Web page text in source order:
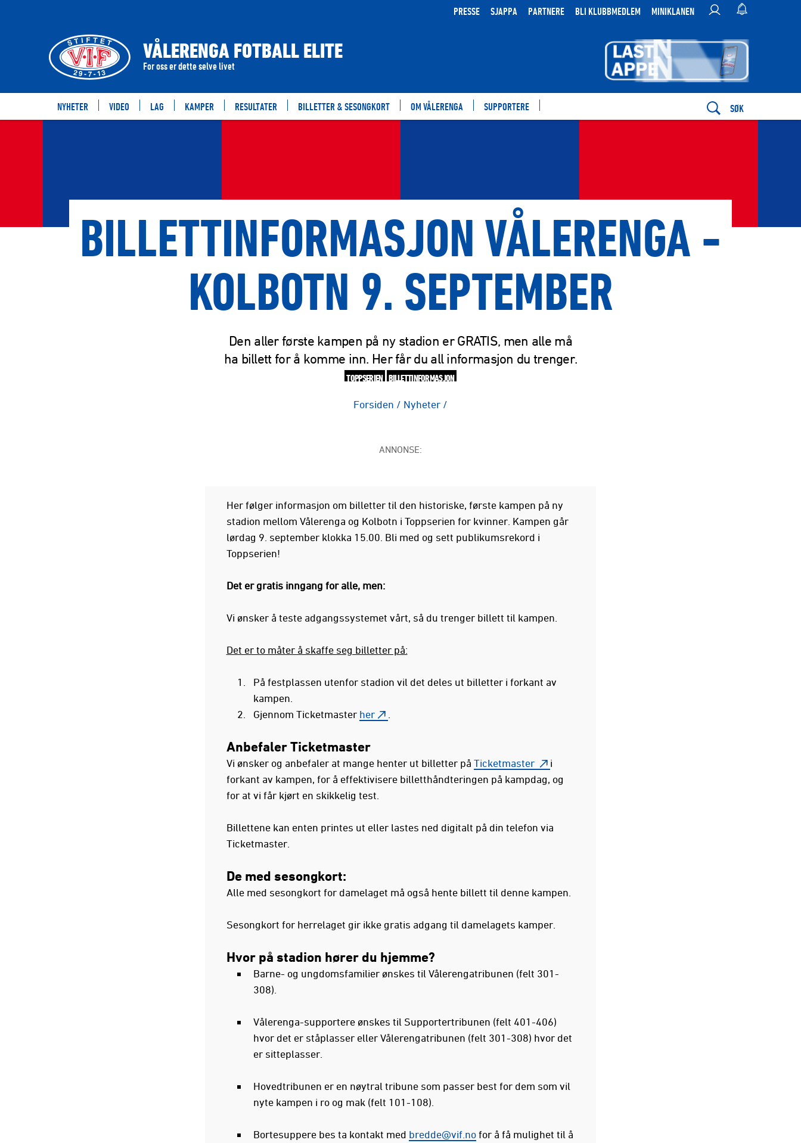
PRESSE SJAPPA PARTNERE BLI KLUBBMEDLEM MINIKLANEN
VÅLERENGA FOTBALL ELITE
For oss er dette selve livet
NYHETER VIDEO LAG KAMPER RESULTATER BILLETTER & SESONGKORT OM VÅLERENGA SUPPORTERE SØK
BILLETTINFORMASJON VÅLERENGA -
KOLBOTN 9. SEPTEMBER
Den aller første kampen på ny stadion er GRATIS, men alle må
ha billett for å komme inn. Her får du all informasjon du trenger.
TOPPSERIEN BILLETTINFORMASJON
Forsiden / Nyheter /
ANNONSE:
Her følger informasjon om billetter til den historiske, første kampen på ny
stadion mellom Vålerenga og Kolbotn i Toppserien for kvinner. Kampen går
lørdag 9. september klokka 15.00. Bli med og sett publikumsrekord i
Toppserien!
Det er gratis inngang for alle, men:
Vi ønsker å teste adgangssystemet vårt, så du trenger billett til kampen.
Det er to måter å skaffe seg billetter på:
På festplassen utenfor stadion vil det deles ut billetter i forkant av
kampen.
Gjennom Ticketmaster her
Anbefaler Ticketmaster
Vi ønsker og anbefaler at mange henter ut billetter på Ticketmaster
i
forkant av kampen, for å effektivisere billetthåndteringen på kampdag, og
for at vi får kjørt en skikkelig test.
Billettene kan enten printes ut eller lastes ned digitalt på din telefon via
Ticketmaster.
De med sesongkort:
Alle med sesongkort for damelaget må også hente billett til denne kampen.
Sesongkort for herrelaget gir ikke gratis adgang til damelagets kamper.
Hvor på stadion hører du hjemme?
Barne- og ungdomsfamilier ønskes til Vålerengatribunen (felt 301-
308).
Vålerenga-supportere ønskes til Supportertribunen (felt 401-406)
hvor det er ståplasser eller Vålerengatribunen (felt 301-308) hvor det
er sitteplasser.
Hovedtribunen er en nøytral tribune som passer best for dem som vil
nyte kampen i ro og mak (felt 101-108).
Bortesuppere bes ta kontakt med bredde@vif.nofor å få mulighet til å